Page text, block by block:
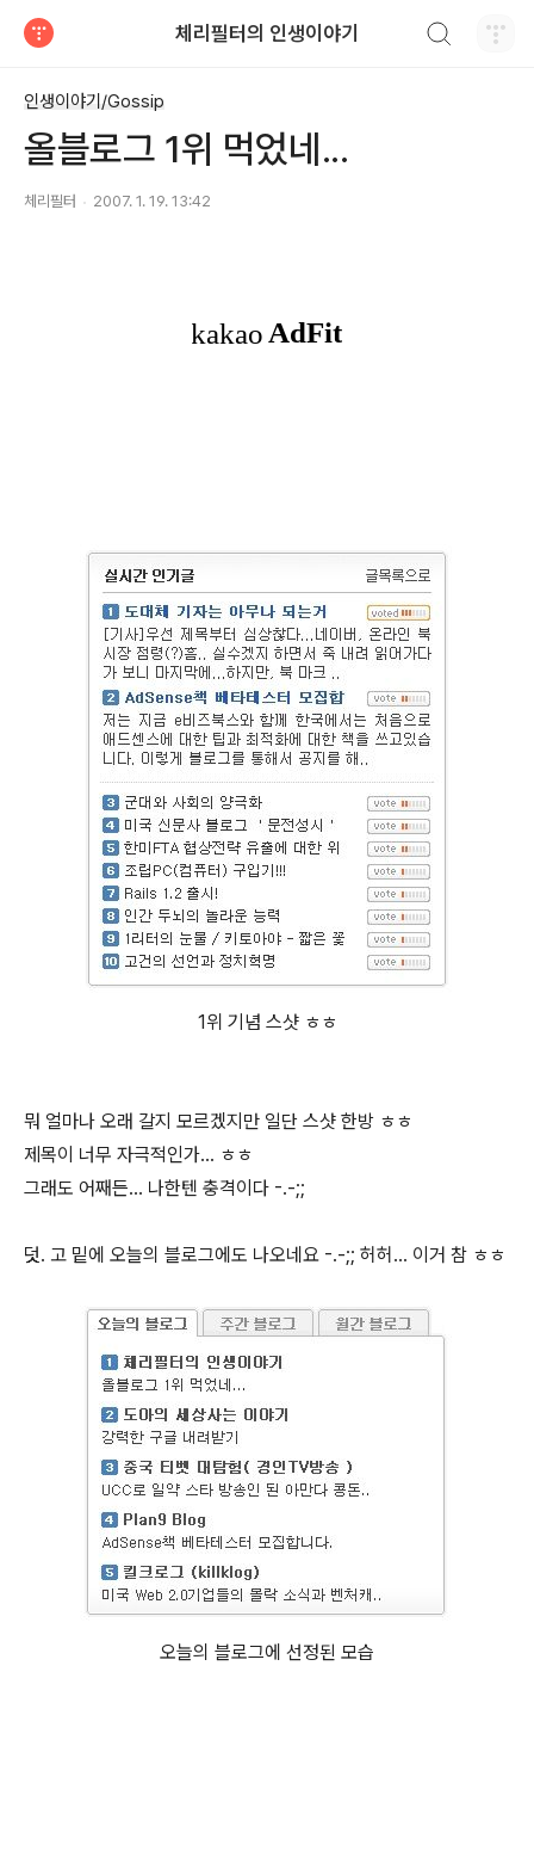
체리필터의 인생이야기
인생이야기/Gossip
올블로그 1위 먹었네...
체리필터 2007. 1. 19. 13:42
1위 기념 스샷 ㅎㅎ
뭐 얼마나 오래 갈지 모르겠지만 일단 스샷 한방 ㅎㅎ
제목이 너무 자극적인가... ㅎㅎ
그래도 어째든... 나한텐 충격이다 -.-;;
덧. 고 밑에 오늘의 블로그에도 나오네요 -.-;; 허허... 이거 참 ㅎㅎ
오늘의 블로그에 선정된 모습